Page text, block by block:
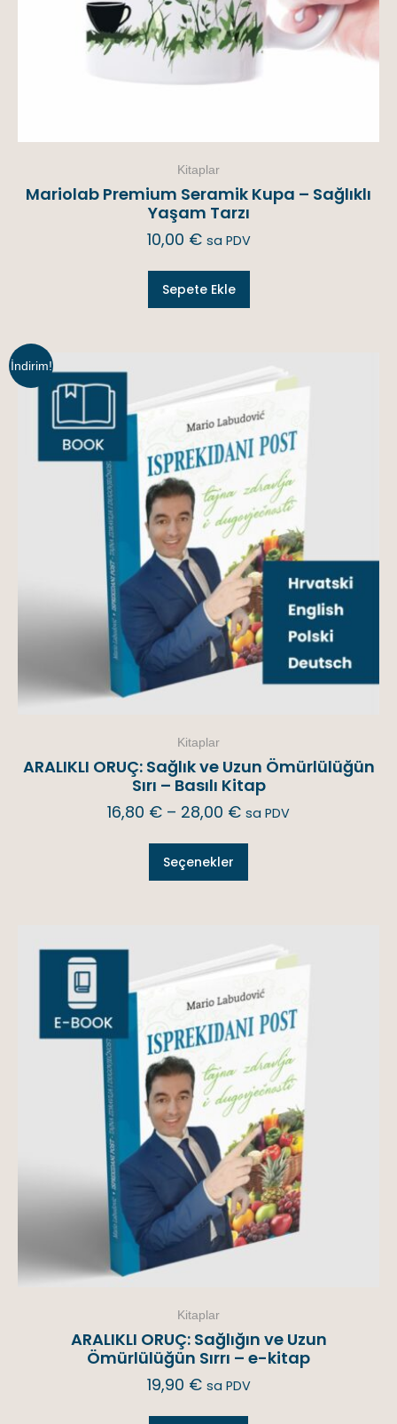
Kitaplar
Mariolab Premium Seramik Kupa – Sağlıklı
Yaşam Tarzı
10,00 € sa PDV
Sepete Ekle
İndirim!
Kitaplar
ARALIKLI ORUÇ: Sağlık ve Uzun Ömürlülüğün
Sırı – Basılı Kitap
16,80 € – 28,00 € sa PDV
Seçenekler
Kitaplar
ARALIKLI ORUÇ: Sağlığın ve Uzun
Ömürlülüğün Sırrı – e-kitap
19,90 € sa PDV